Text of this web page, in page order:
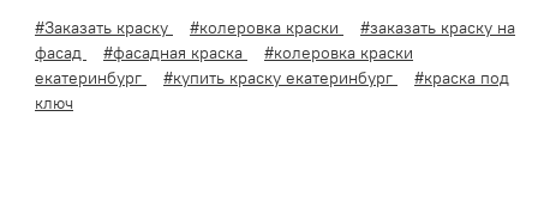
#Заказать краску #колеровка краски
#заказать краску на
фасад
#фасадная краска
#колеровка краски
екатеринбург
#купить краску екатеринбург
#краска под
ключ